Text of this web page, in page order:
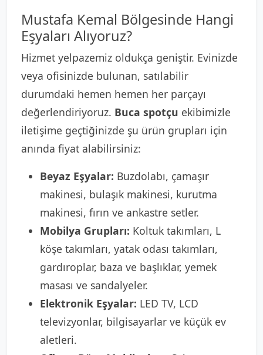
Mustafa Kemal Bölgesinde Hangi
Eşyaları Alıyoruz?
Hizmet yelpazemiz oldukça geniştir. Evinizde
veya ofisinizde bulunan, satılabilir
durumdaki hemen hemen her parçayı
değerlendiriyoruz. Buca spotçu ekibimizle
iletişime geçtiğinizde şu ürün grupları için
anında fiyat alabilirsiniz:
Beyaz Eşyalar: Buzdolabı, çamaşır
makinesi, bulaşık makinesi, kurutma
makinesi, fırın ve ankastre setler.
Mobilya Grupları: Koltuk takımları, L
köşe takımları, yatak odası takımları,
gardıroplar, baza ve başlıklar, yemek
masası ve sandalyeler.
Elektronik Eşyalar: LED TV, LCD
televizyonlar, bilgisayarlar ve küçük ev
aletleri.